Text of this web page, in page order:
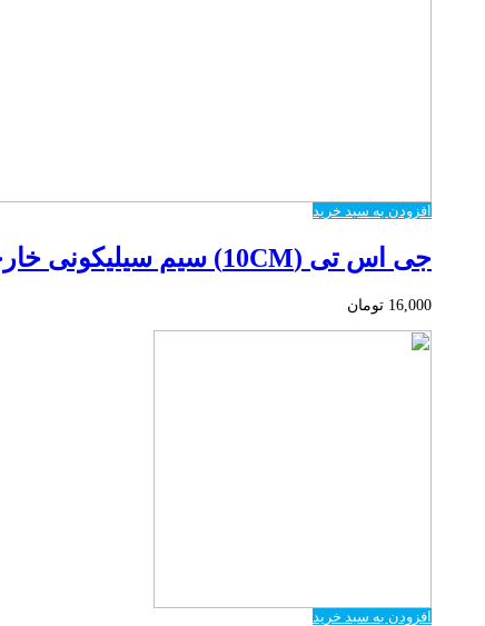
افزودن به سبد خرید
جی اس تی (10CM) سیم سیلیکونی خارجی
16,000 تومان
افزودن به سبد خرید